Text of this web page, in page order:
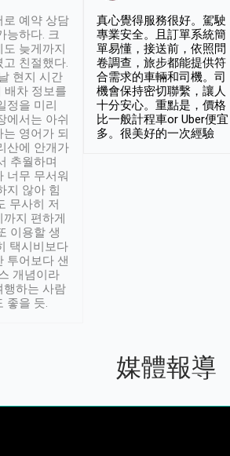
로 예약 상담
능하다. 크
늦게까지
친절했다.
현지 시간
배차 정보를
정을 미리
에서는 아쉬
영어가 되
산에 안개가
추월하며
너무 무서워
지 않아 힘
무사히 저
지 편하게
이용할 생
택시비보다
투어보다 샌
개념이라
행하는 사람
좋을 듯.
真心覺得服務很好。駕駛
專業安全。且訂單系統簡
單易懂，接送前，依照問
卷調查，旅步都能提供符
合需求的車輛和司機。司
機會保持密切聯繫，讓人
十分安心。重點是，價格
比一般計程車or Uber便宜
多。很美好的一次經驗
媒體報導